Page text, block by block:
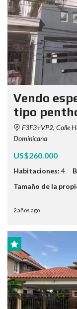
Vendo
tipo
F3F3+VP2, Calle
Dominicana
US$260.000
Habitaciones: 4
Tamaño de la
2 años ago